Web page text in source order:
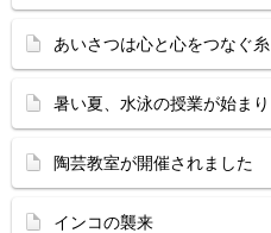
あいさつは心と心をつなぐ糸
暑い夏、水泳の授業が始ま
陶芸教室が開催されました
インコの襲来